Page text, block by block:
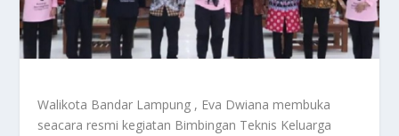
Walikota Bandar Lampung , Eva Dwiana membuka
seacara resmi kegiatan Bimbingan Teknis Keluarga